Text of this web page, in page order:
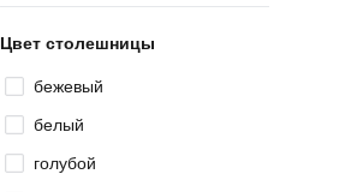
Цвет столешницы
бежевый
белый
голубой